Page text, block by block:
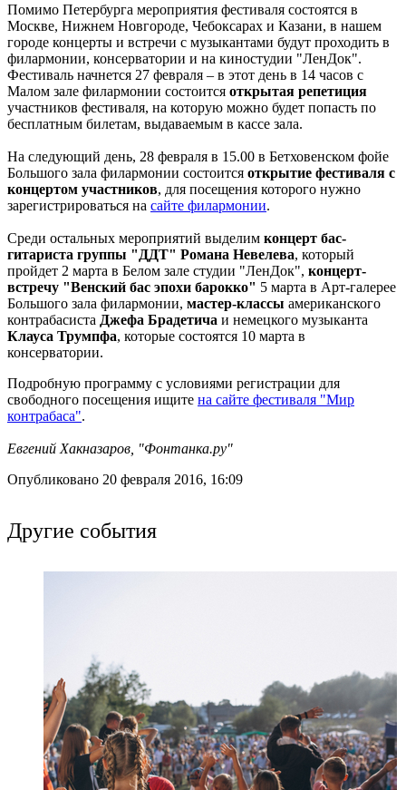
Помимо Петербурга мероприятия фестиваля состоятся в
Москве, Нижнем Новгороде, Чебоксарах и Казани, в нашем
городе концерты и встречи с музыкантами будут проходить в
филармонии, консерватории и на киностудии "ЛенДок".
Фестиваль начнется 27 февраля – в этот день в 14 часов с
Малом зале филармонии состоится открытая репетиция
участников фестиваля, на которую можно будет попасть по
бесплатным билетам, выдаваемым в кассе зала.
На следующий день, 28 февраля в 15.00 в Бетховенском фойе
Большого зала филармонии состоится открытие фестиваля с
концертом участников, для посещения которого нужно
зарегистрироваться на сайте филармонии.
Среди остальных мероприятий выделим концерт бас-
гитариста группы "ДДТ" Романа Невелева, который
пройдет 2 марта в Белом зале студии "ЛенДок", концерт-
встречу "Венский бас эпохи барокко" 5 марта в Арт-галерее
Большого зала филармонии, мастер-классы американского
контрабасиста Джефа Брадетича и немецкого музыканта
Клауса Трумпфа, которые состоятся 10 марта в
консерватории.
Подробную программу с условиями регистрации для
свободного посещения ищите на сайте фестиваля "Мир
контрабаса".
Евгений Хакназаров, "Фонтанка.ру"
Опубликовано 20 февраля 2016, 16:09
Другие события